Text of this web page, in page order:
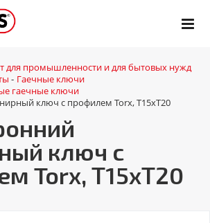
для промышленности и для бытовых нужд
- Гаечные ключи
гаечные ключи
ключ с профилем Torx, Т15хТ20
ключ с
Torx, Т15хТ20